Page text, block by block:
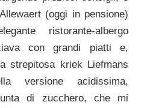
(oggi in pensione)
ristorante-albergo
con grandi piatti e,
strepitosa kriek Liefmans
versione acidissima,
di zucchero, che mi